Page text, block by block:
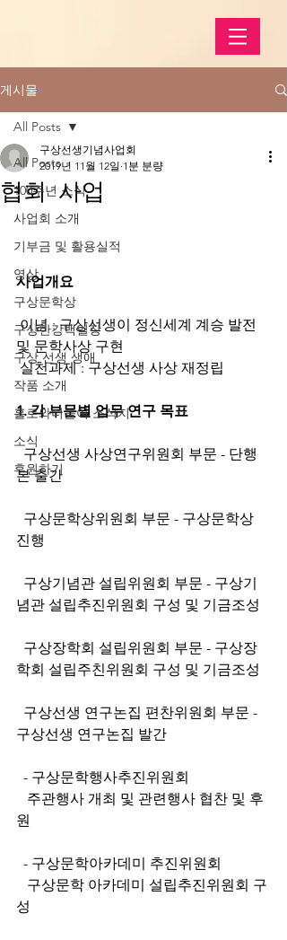
게시물
All Posts
100주년 소식
사업회 소개
기부금 및 활용실적
영상
구상문학상
구상한강백일장
구상 선생 생애
작품 소개
홀로와더불어 소식지
소식
후원하기
All Posts
협회 사업
구상선생기념사업회
2019년 11월 12일 1분 분량
사업개요
이념 : 구상선생이 정신세계 계승 발전
및 문학사상 구현
실천과제 : 구상선생 사상 재정립
1. 각 부문별 업무 연구 목표
구상선생 사상연구위원회 부문 - 단행
본 출간
구상문학상위원회 부문 - 구상문학상
진행
구상기념관 설립위원회 부문 - 구상기
념관 설립추진위원회 구성 및 기금조성
구상장학회 설립위원회 부문 - 구상장
학회 설립주친위원회 구성 및 기금조성
구상선생 연구논집 편찬위원회 부문 -
구상선생 연구논집 발간
- 구상문학행사추진위원회
주관행사 개최 및 관련행사 협찬 및 후
원
- 구상문학아카데미 추진위원회
구상문학 아카데미 설립추진위원회 구
성